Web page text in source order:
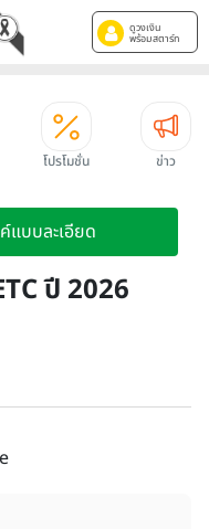
ดูวงเงิน
พร้อมสตาร์ท
โปรโมชั่น ข่าว
แบบละเอียด
ปี 2026